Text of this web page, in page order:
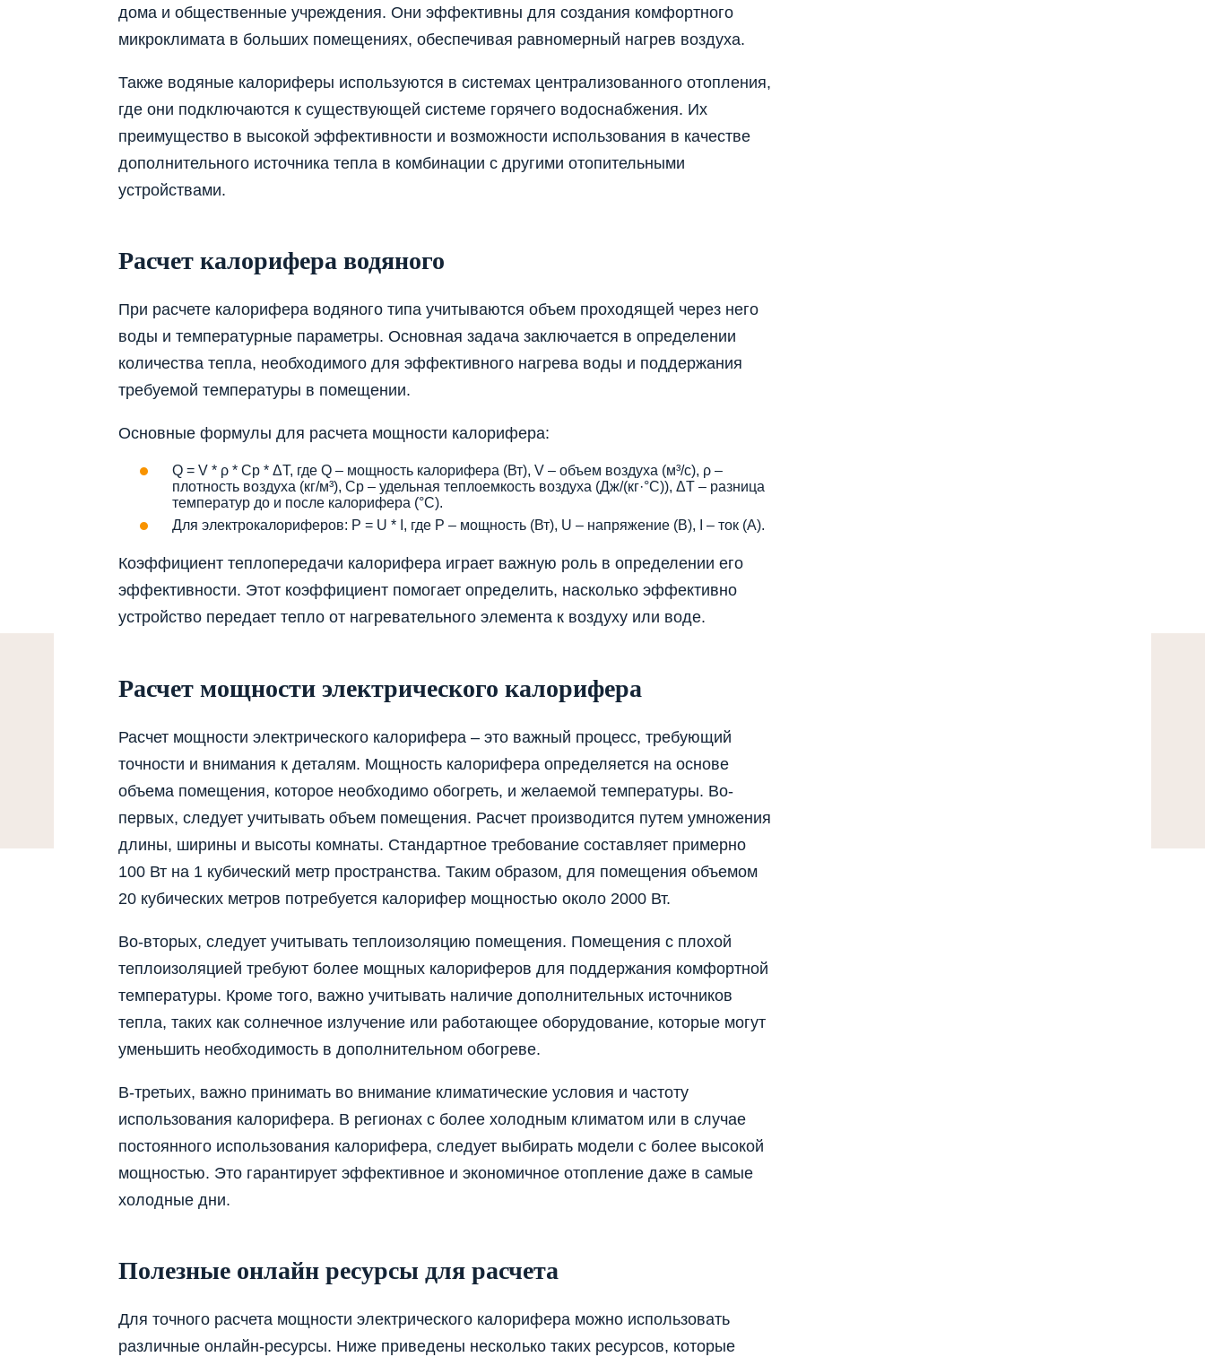
дома и общественные учреждения. Они эффективны для создания комфортного
микроклимата в больших помещениях, обеспечивая равномерный нагрев воздуха.
Также водяные калориферы используются в системах централизованного отопления,
где они подключаются к существующей системе горячего водоснабжения. Их
преимущество в высокой эффективности и возможности использования в качестве
дополнительного источника тепла в комбинации с другими отопительными
устройствами.
Расчет калорифера водяного
При расчете калорифера водяного типа учитываются объем проходящей через него
воды и температурные параметры. Основная задача заключается в определении
количества тепла, необходимого для эффективного нагрева воды и поддержания
требуемой температуры в помещении.
Основные формулы для расчета мощности калорифера:
Q = V * ρ * Cp * ΔT, где Q – мощность калорифера (Вт), V – объем воздуха (м³/с), ρ –
плотность воздуха (кг/м³), Cp – удельная теплоемкость воздуха (Дж/(кг·°C)), ΔT – разница
температур до и после калорифера (°C).
Для электрокалориферов: P = U * I, где P – мощность (Вт), U – напряжение (В), I – ток (А).
Коэффициент теплопередачи калорифера играет важную роль в определении его
эффективности. Этот коэффициент помогает определить, насколько эффективно
устройство передает тепло от нагревательного элемента к воздуху или воде.
Расчет мощности электрического калорифера
Расчет мощности электрического калорифера – это важный процесс, требующий
точности и внимания к деталям. Мощность калорифера определяется на основе
объема помещения, которое необходимо обогреть, и желаемой температуры. Во-
первых, следует учитывать объем помещения. Расчет производится путем умножения
длины, ширины и высоты комнаты. Стандартное требование составляет примерно
100 Вт на 1 кубический метр пространства. Таким образом, для помещения объемом
20 кубических метров потребуется калорифер мощностью около 2000 Вт.
Во-вторых, следует учитывать теплоизоляцию помещения. Помещения с плохой
теплоизоляцией требуют более мощных калориферов для поддержания комфортной
температуры. Кроме того, важно учитывать наличие дополнительных источников
тепла, таких как солнечное излучение или работающее оборудование, которые могут
уменьшить необходимость в дополнительном обогреве.
В-третьих, важно принимать во внимание климатические условия и частоту
использования калорифера. В регионах с более холодным климатом или в случае
постоянного использования калорифера, следует выбирать модели с более высокой
мощностью. Это гарантирует эффективное и экономичное отопление даже в самые
холодные дни.
Полезные онлайн ресурсы для расчета
Для точного расчета мощности электрического калорифера можно использовать
различные онлайн-ресурсы. Ниже приведены несколько таких ресурсов, которые